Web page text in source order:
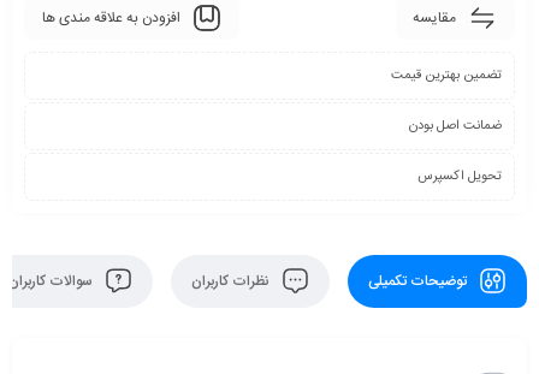
مقایسه افزودن به علاقه مندی ها
تضمین بهترین قیمت
ضمانت اصل بودن
تحویل اکسپرس
توضیحات تکمیلی نظرات کاربران سوالات کاربران